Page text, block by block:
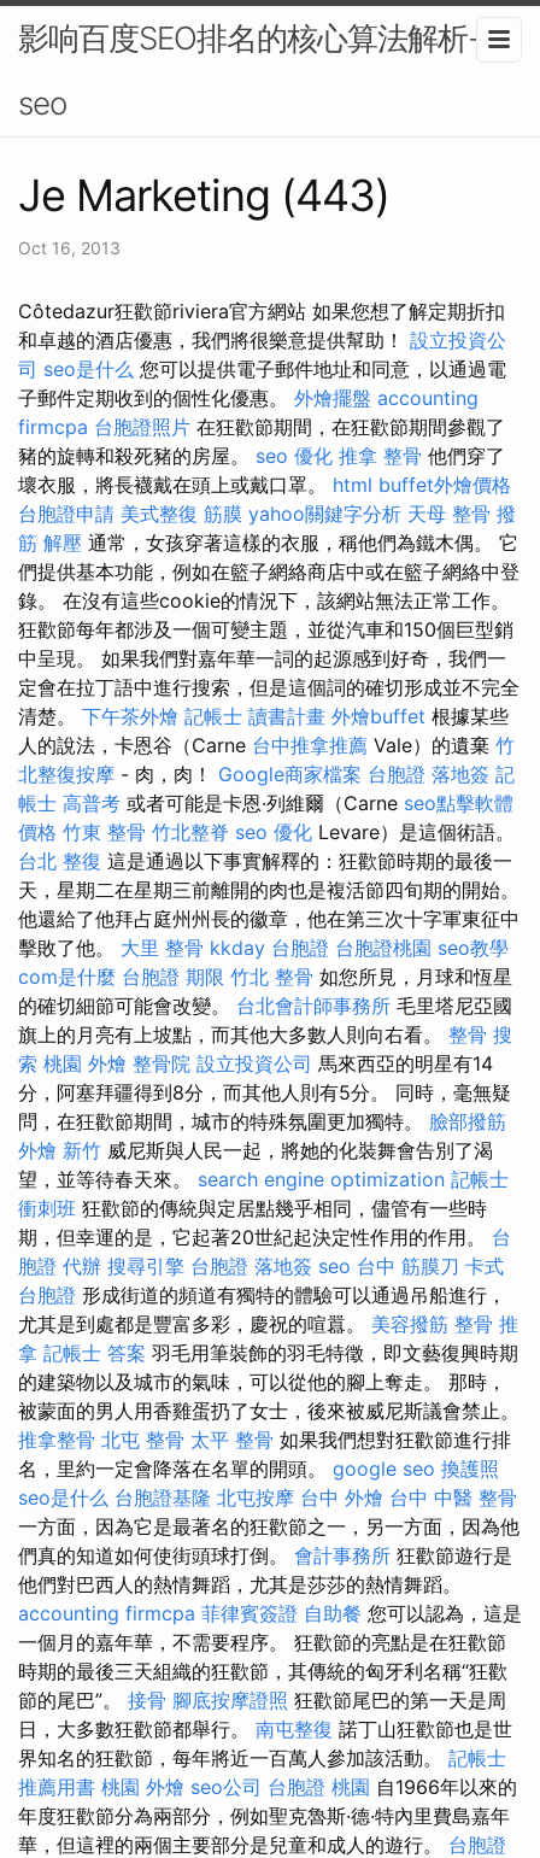
影响百度SEO排名的核心算法解析-
seo
Je Marketing (443)
Oct 16, 2013
Côtedazur狂歡節riviera官方網站 如果您想了解定期折扣
和卓越的酒店優惠，我們將很樂意提供幫助！ 設立投資公
司 seo是什么 您可以提供電子郵件地址和同意，以通過電
子郵件定期收到的個性化優惠。 外燴擺盤 accounting
firmcpa 台胞證照片 在狂歡節期間，在狂歡節期間參觀了
豬的旋轉和殺死豬的房屋。 seo 優化 推拿 整骨 他們穿了
壞衣服，將長襪戴在頭上或戴口罩。 html buffet外燴價格
台胞證申請 美式整復 筋膜 yahoo關鍵字分析 天母 整骨 撥
筋 解壓 通常，女孩穿著這樣的衣服，稱他們為鐵木偶。 它
們提供基本功能，例如在籃子網絡商店中或在籃子網絡中登
錄。 在沒有這些cookie的情況下，該網站無法正常工作。
狂歡節每年都涉及一個可變主題，並從汽車和150個巨型銷
中呈現。 如果我們對嘉年華一詞的起源感到好奇，我們一
定會在拉丁語中進行搜索，但是這個詞的確切形成並不完全
清楚。 下午茶外燴 記帳士 讀書計畫 外燴buffet 根據某些
人的說法，卡恩谷（Carne 台中推拿推薦 Vale）的遺棄 竹
北整復按摩 - 肉，肉！ Google商家檔案 台胞證 落地簽 記
帳士 高普考 或者可能是卡恩·列維爾（Carne seo點擊軟體
價格 竹東 整骨 竹北整脊 seo 優化 Levare）是這個術語。
台北 整復 這是通過以下事實解釋的：狂歡節時期的最後一
天，星期二在星期三前離開的肉也是複活節四旬期的開始。
他還給了他拜占庭州州長的徽章，他在第三次十字軍東征中
擊敗了他。 大里 整骨 kkday 台胞證 台胞證桃園 seo教學
com是什麼 台胞證 期限 竹北 整骨 如您所見，月球和恆星
的確切細節可能會改變。 台北會計師事務所 毛里塔尼亞國
旗上的月亮有上坡點，而其他大多數人則向右看。 整骨 搜
索 桃園 外燴 整骨院 設立投資公司 馬來西亞的明星有14
分，阿塞拜疆得到8分，而其他人則有5分。 同時，毫無疑
問，在狂歡節期間，城市的特殊氛圍更加獨特。 臉部撥筋
外燴 新竹 威尼斯與人民一起，將她的化裝舞會告別了渴
望，並等待春天來。 search engine optimization 記帳士
衝刺班 狂歡節的傳統與定居點幾乎相同，儘管有一些時
期，但幸運的是，它起著20世紀起決定性作用的作用。 台
胞證 代辦 搜尋引擎 台胞證 落地簽 seo 台中 筋膜刀 卡式
台胞證 形成街道的頻道有獨特的體驗可以通過吊船進行，
尤其是到處都是豐富多彩，慶祝的喧囂。 美容撥筋 整骨 推
拿 記帳士 答案 羽毛用筆裝飾的羽毛特徵，即文藝復興時期
的建築物以及城市的氣味，可以從他的腳上奪走。 那時，
被蒙面的男人用香雞蛋扔了女士，後來被威尼斯議會禁止。
推拿整骨 北屯 整骨 太平 整骨 如果我們想對狂歡節進行排
名，里約一定會降落在名單的開頭。 google seo 換護照
seo是什么 台胞證基隆 北屯按摩 台中 外燴 台中 中醫 整骨
一方面，因為它是最著名的狂歡節之一，另一方面，因為他
們真的知道如何使街頭球打倒。 會計事務所 狂歡節遊行是
他們對巴西人的熱情舞蹈，尤其是莎莎的熱情舞蹈。
accounting firmcpa 菲律賓簽證 自助餐 您可以認為，這是
一個月的嘉年華，不需要程序。 狂歡節的亮點是在狂歡節
時期的最後三天組織的狂歡節，其傳統的匈牙利名稱“狂歡
節的尾巴”。 接骨 腳底按摩證照 狂歡節尾巴的第一天是周
日，大多數狂歡節都舉行。 南屯整復 諾丁山狂歡節也是世
界知名的狂歡節，每年將近一百萬人參加該活動。 記帳士
推薦用書 桃園 外燴 seo公司 台胞證 桃園 自1966年以來的
年度狂歡節分為兩部分，例如聖克魯斯·德·特內里費島嘉年
華，但這裡的兩個主要部分是兒童和成人的遊行。 台胞證